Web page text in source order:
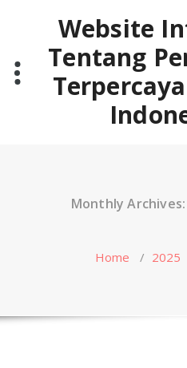
Website
Tentang
Monthly
Home / 2025